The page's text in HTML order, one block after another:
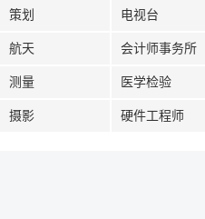
策划 电视台
航天 会计师事务所
测量 医学检验
摄影 硬件工程师